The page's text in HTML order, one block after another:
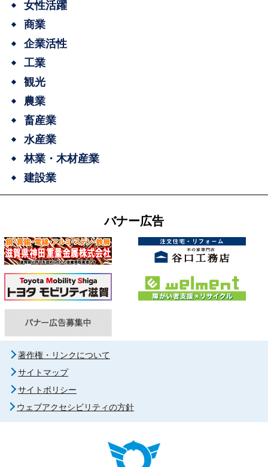
女性活躍
商業
企業活性
工業
観光
農業
畜産業
水産業
林業・木材産業
建設業
バナー広告
著作権・リンクについて
サイトマップ
サイトポリシー
ウェブアクセシビリティの方針